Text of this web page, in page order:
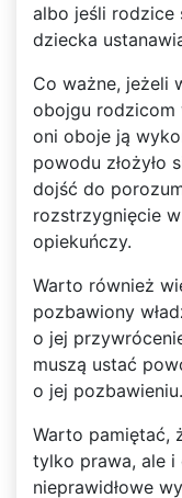
albo jeśli rodzice
dziecka
Co ważne, jeżeli
obojgu rodzicom
oni oboje ją
powodu złożyło
dojść do
rozstrzygnięcie
opiekuńczy.
Warto również
pozbawiony
o jej
muszą ustać
o jej pozbawieniu.
Warto pamiętać,
tylko prawa, ale
nieprawidłowe